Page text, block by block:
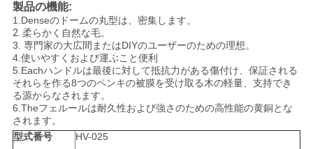
製品の機能:
1.Denseのドームの丸型は、密集します。
2. 柔らかく 自然な毛。
3. 専門家の大広間またはDIYのユーザーのための理想。
4.使いやすくおよび運ぶこと便利
5.Eachハンドルは最後に対して抵抗力がある傷付け、保証される
それらを作る8つのペンキの被膜を受け取る木の軽量、支持でき
る源からなされます。
6.Theフェルールは耐久性および強さのための高性能の黄銅とな
されます。
型式番号
HV-025